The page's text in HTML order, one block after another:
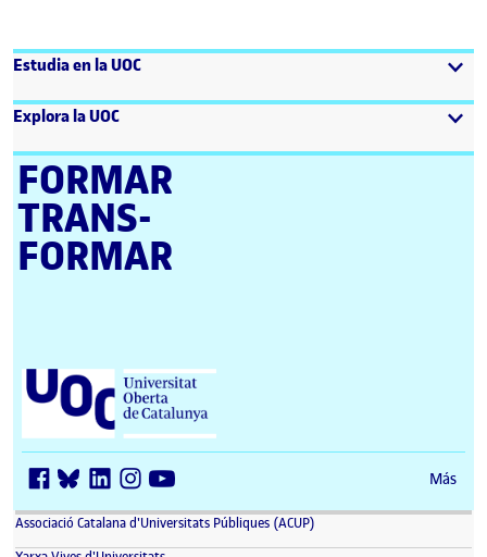
Estudia en la UOC
Explora la UOC
FORMAR
TRANS­
FORMAR
Universitat Oberta de Catalunya (UOC)
Más
Associació Catalana d'Universitats Públiques (ACUP)